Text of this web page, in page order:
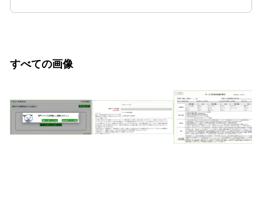
すべての画像